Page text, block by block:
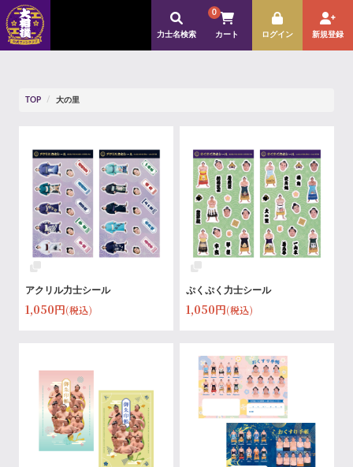
ログイン 新規登録
カート
0
力士名検索
TOP 大の里
アクリル力士シール
1,050円(税込)
ぷくぷく力士シール
1,050円(税込)